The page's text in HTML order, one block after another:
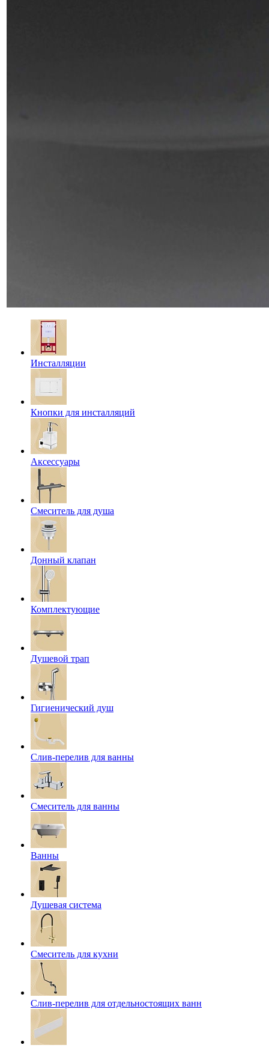
Инсталляции
Кнопки для инсталляций
Аксессуары
Смеситель для душа
Донный клапан
Комплектующие
Душевой трап
Гигиенический душ
Слив-перелив для ванны
Смеситель для ванны
Ванны
Душевая система
Смеситель для кухни
Слив-перелив для отдельностоящих ванн